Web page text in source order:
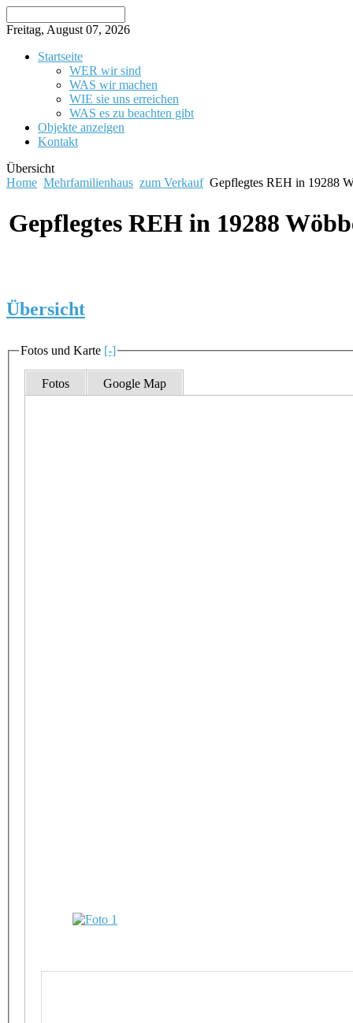
Freitag, August 07, 2026
Startseite
WER wir sind
WAS wir machen
WIE sie uns erreichen
WAS es zu beachten gibt
Objekte anzeigen
Kontakt
Übersicht
Home Mehrfamilienhaus zum Verkauf Gepflegtes REH in 19288
Gepflegtes REH in 19288
Übersicht
Fotos und Karte [-]
Fotos Google Map